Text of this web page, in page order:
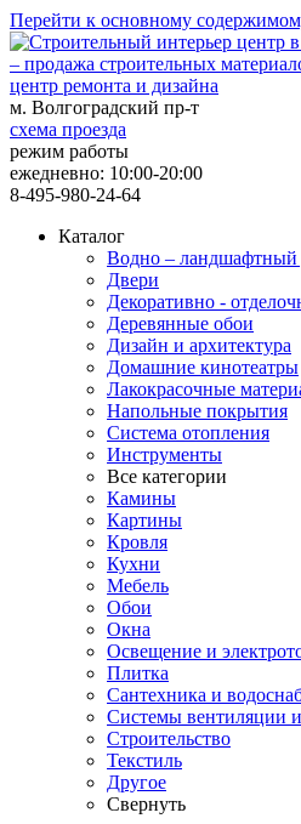
Перейти к основному
центр ремонта и дизайна
м. Волгоградский пр-т
схема проезда
режим работы
ежедневно: 10:00-20:00
8-495-980-24-64
Каталог
Водно – ландшафтный
Двери
Декоративно -
Деревянные обои
Дизайн и архитектура
Домашние кинотеатры
Лакокрасочные
Напольные покрытия
Система отопления
Инструменты
Все категории
Камины
Картины
Кровля
Кухни
Мебель
Обои
Окна
Освещение и
Плитка
Сантехника и
Системы вентиляции
Строительство
Текстиль
Другое
Свернуть